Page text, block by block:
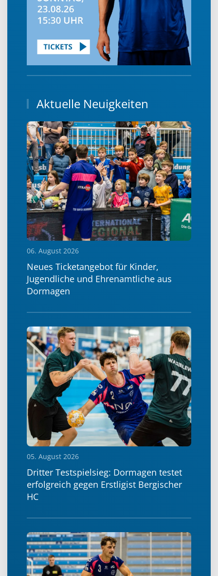
Aktuelle Neuigkeiten
06. August 2026
Neues Ticketangebot für Kinder,
Jugendliche und Ehrenamtliche aus
Dormagen
05. August 2026
Dritter Testspielsieg: Dormagen testet
erfolgreich gegen Erstligist Bergischer
HC